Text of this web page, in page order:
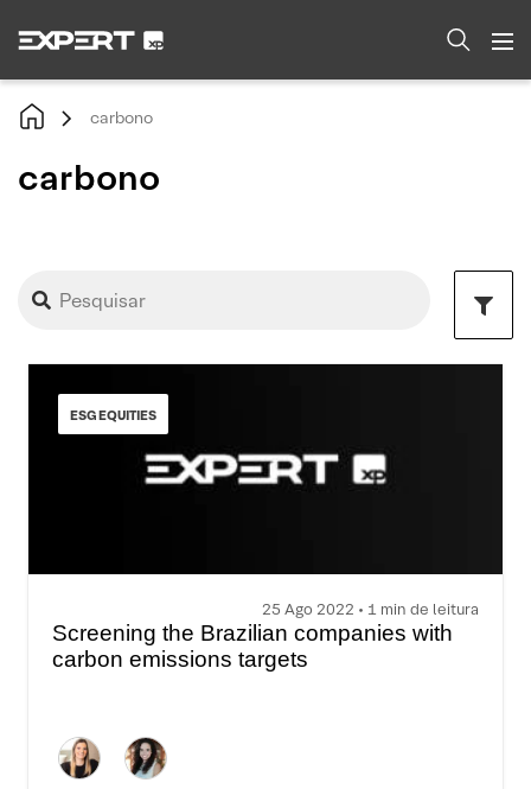
carbono
carbono
ESG EQUITIES
25 Ago 2022 • 1 min de leitura
Screening the Brazilian companies with
carbon emissions targets